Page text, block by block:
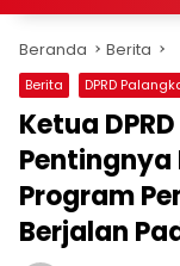
Beranda Berita
Berita DPRD
Ketua
Program
Berjalan